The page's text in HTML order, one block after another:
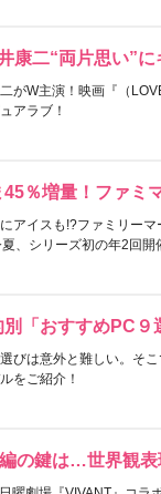
康二“両片思い”
がW主演！映画『（
アラブ！
％増量！ファミ
アイスも!?ファミリー
、シリーズ初の年2回開
「おすすめPC９
びは意外と難しい。そ
をご紹介！
編の鍵は…世界観